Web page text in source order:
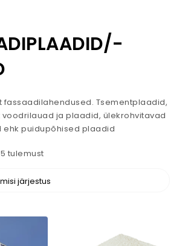
fassaadilahendused. Tsementplaadid,
ja plaadid, ülekrohvitavad
puidupõhised plaadid
tulemust